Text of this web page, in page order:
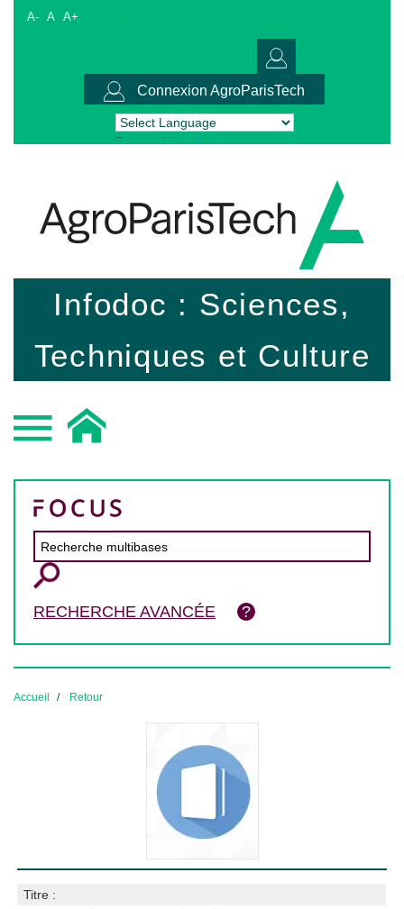
A- A A+
Connexion AgroParisTech
Powered by Translate
Infodoc : Sciences,
Techniques et Culture
RECHERCHE AVANCÉE
Accueil Retour
Titre :